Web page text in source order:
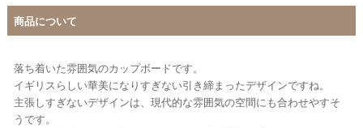
商品について
落ち着いた雰囲気のカップボードです。
イギリスらしい華美になりすぎない引き締まったデザインですね。
主張しすぎないデザインは、現代的な雰囲気の空間にも合わせやすそ
うです。